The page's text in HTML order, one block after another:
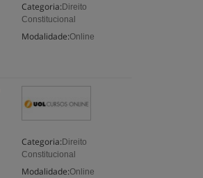
Categoria: Direito
Constitucional
Modalidade:Online
Categoria: Direito
Constitucional
Modalidade:Online